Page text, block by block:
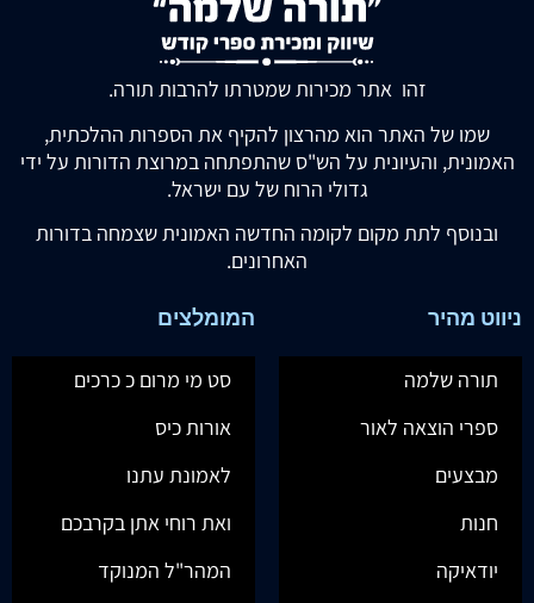
זהו אתר מכירות שמטרתו להרבות תורה.
שמו של האתר הוא מהרצון להקיף את הספרות ההלכתית,
האמונית, והעיונית על הש"ס שהתפתחה במרוצת הדורות על ידי
גדולי הרוח של עם ישראל.
ובנוסף לתת מקום לקומה החדשה האמונית שצמחה בדורות
האחרונים.
ניווט מהיר
תורה שלמה
ספרי הוצאה לאור
מבצעים
חנות
יודאיקה
המומלצים
סט מי מרום כ כרכים
אורות כיס
לאמונת עתנו
ואת רוחי אתן בקרבכם
המהר"ל המנוקד